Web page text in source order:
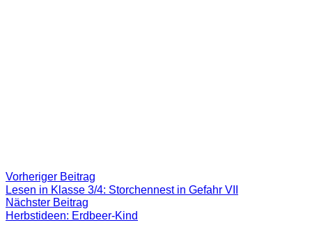
Beitragsnavigation
Vorheriger Beitrag
Beitrag:
Lesen in Klasse 3/4: Storchennest in Gefahr VII
Nächster Beitrag
Beitrag
Herbstideen: Erdbeer-Kind